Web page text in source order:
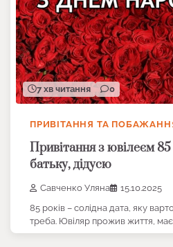
7 хв читання 0
ПРИВІТАННЯ ТА
Привітання з ювілеєм 85
батьку, дідусю
Савченко Уляна
15.10.2025
85 років – солідна дата, яку
треба. Ювіляр прожив життя, має